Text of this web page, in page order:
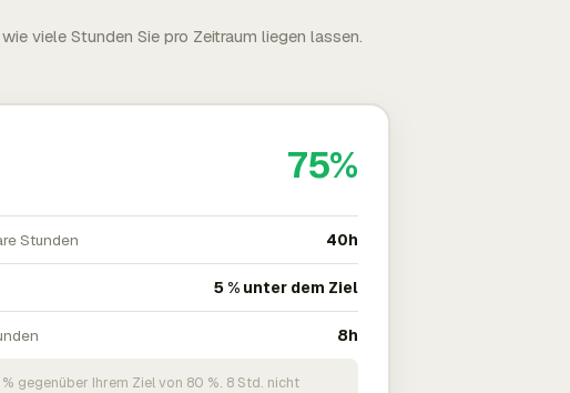
viele Stunden Sie pro Zeitraum liegen lassen.
75%
Stunden 40h
5 % unter dem Ziel
8h
gegenüber Ihrem Ziel von 80 %. 8 Std. nicht